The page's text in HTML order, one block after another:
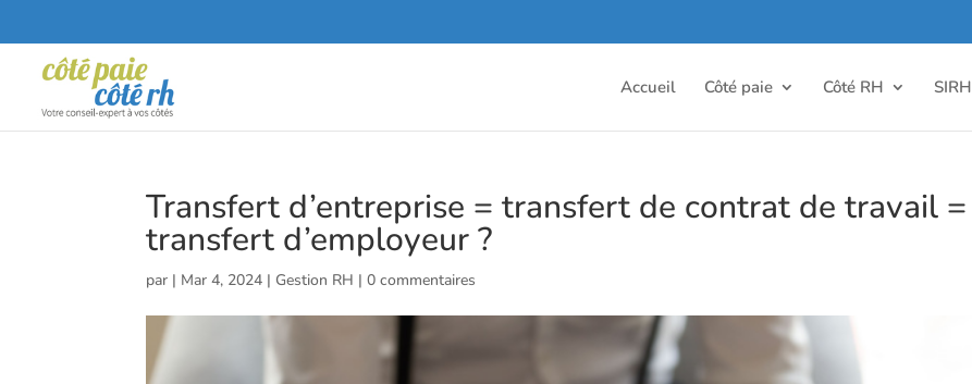
Accueil Côté paie Côté RH SIRH
Transfert d’entreprise = transfert de contrat de travail =
transfert d’employeur ?
par | Mar 4, 2024 | Gestion RH |0 commentaires